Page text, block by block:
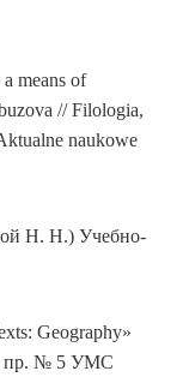
means of
// Filologia,
naukowe
Н. Н.) Учебно-
Geography»
пр. № 5 УМС